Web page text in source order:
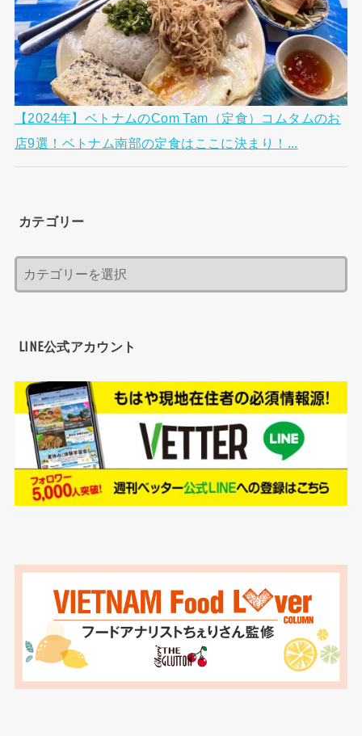
【2024年】ベトナムのCom Tam（定食）コムタムのお
店9選！ベトナム南部の定食はここに決まり！...
カテゴリー
LINE公式アカウント